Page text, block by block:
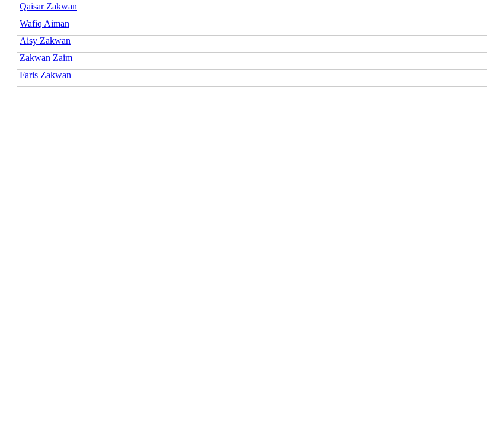
Qaisar Zakwan
Wafiq Aiman
Aisy Zakwan
Zakwan Zaim
Faris Zakwan